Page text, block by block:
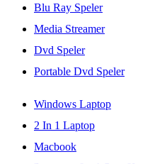
Blu Ray Speler
Media Streamer
Dvd Speler
Portable Dvd Speler
Windows Laptop
2 In 1 Laptop
Macbook